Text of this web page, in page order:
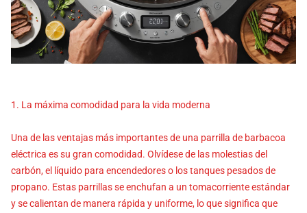
1. La máxima comodidad para la vida moderna
Una de las ventajas más importantes de una parrilla de barbacoa
eléctrica es su gran comodidad. Olvídese de las molestias del
carbón, el líquido para encendedores o los tanques pesados de
propano. Estas parrillas se enchufan a un tomacorriente estándar
y se calientan de manera rápida y uniforme, lo que significa que